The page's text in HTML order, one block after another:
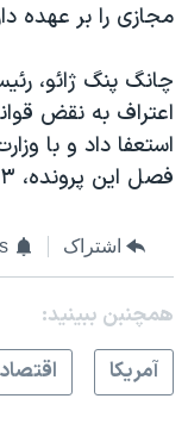
مجازی را بر عهده
چانگ پنگ ژائو،
اعتراف به نقض
استعفا داد و با
فصل این پرونده، ۴.۳ میلیارد دلار پرداخت کند.
اشتراک
همچنبن ببینید:
آمريکا